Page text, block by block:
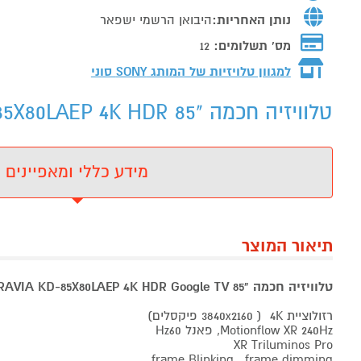
נותן האחריות:היבואן הרשמי ישפאר
מס' תשלומים:12
למגוון טלויזיות של המותגSONY סוני
טלוויזיה חכמה "85 SONY BRAVIA KD-85X80LAEP 4K HDR - מידע נוסף
מידע כללי ומאפיינים
תיאור המוצר
טלוויזיה חכמה "85 SONY BRAVIA KD-85X80LAEP 4K HDR Google TV סוני
רזולוציית 4K ( 3840x2160 פיקסלים)
Motionflow XR 240Hz, פאנל Hz60
XR Triluminos Pro